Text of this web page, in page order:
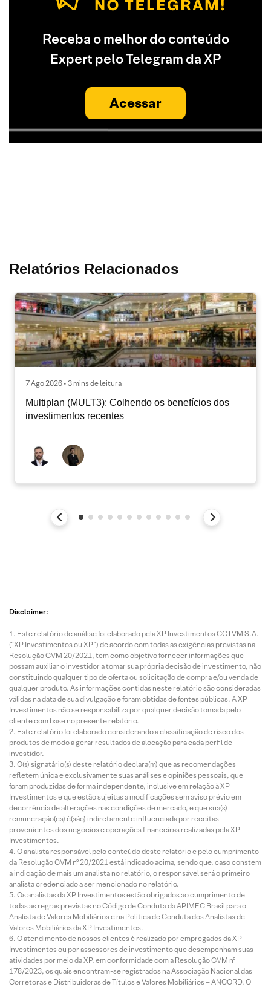
Receba o melhor do conteúdo
Expert pelo Telegram da XP
Acessar
Relatórios Relacionados
7 Ago 2026 • 3 mins de leitura
Multiplan (MULT3): Colhendo os benefícios dos
investimentos recentes
Disclaimer:
Este relatório de análise foi elaborado pela XP Investimentos CCTVM S.A.
(“XP Investimentos ou XP”) de acordo com todas as exigências previstas na
Resolução CVM 20/2021, tem como objetivo fornecer informações que
possam auxiliar o investidor a tomar sua própria decisão de investimento, não
constituindo qualquer tipo de oferta ou solicitação de compra e/ou venda de
qualquer produto. As informações contidas neste relatório são consideradas
válidas na data de sua divulgação e foram obtidas de fontes públicas. A XP
Investimentos não se responsabiliza por qualquer decisão tomada pelo
cliente com base no presente relatório.
Este relatório foi elaborado considerando a classificação de risco dos
produtos de modo a gerar resultados de alocação para cada perfil de
investidor.
O(s) signatário(s) deste relatório declara(m) que as recomendações
refletem única e exclusivamente suas análises e opiniões pessoais, que
foram produzidas de forma independente, inclusive em relação à XP
Investimentos e que estão sujeitas a modificações sem aviso prévio em
decorrência de alterações nas condições de mercado, e que sua(s)
remuneração(es) é(são) indiretamente influenciada por receitas
provenientes dos negócios e operações financeiras realizadas pela XP
Investimentos.
O analista responsável pelo conteúdo deste relatório e pelo cumprimento
da Resolução CVM nº 20/2021 está indicado acima, sendo que, caso constem
a indicação de mais um analista no relatório, o responsável será o primeiro
analista credenciado a ser mencionado no relatório.
Os analistas da XP Investimentos estão obrigados ao cumprimento de
todas as regras previstas no Código de Conduta da APIMEC Brasil para o
Analista de Valores Mobiliários e na Política de Conduta dos Analistas de
Valores Mobiliários da XP Investimentos.
O atendimento de nossos clientes é realizado por empregados da XP
Investimentos ou por assessores de investimento que desempenham suas
atividades por meio da XP, em conformidade com a Resolução CVM nº
178/2023, os quais encontram-se registrados na Associação Nacional das
Corretoras e Distribuidoras de Títulos e Valores Mobiliários – ANCORD. O